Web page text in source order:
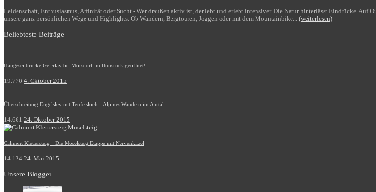
Leidenschaft, Enthusiasmus, Affinität oder Sucht - Wer draußen aktiv ist, der lebt und erlebt intensiver. Die Natur hinterlässt Eindrücke. Auf
unsere ganz persönlichen Wege und Highlights. Ob Wandern, Bergtouren, Joggen oder mit dem Mountainbike... (weiterlesen)
Beliebteste Beiträge
Hängeseilbrücke Geierlay bei Mörsdorf im Hunsrück geöffnet!
19.776 4. Oktober 2015
Überschreitung Engelsley mit Teufelsloch – Alpines Wandern im Ahrtal
14.661 24. Oktober 2015
Calmont Klettersteig – Die Moselsteig Etappe mit Nervenkitzel
14.124 24. Mai 2015
Unsere Blogger